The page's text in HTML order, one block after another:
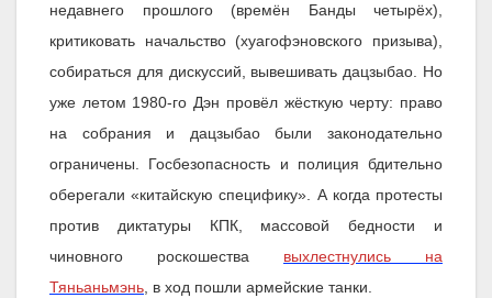
недавнего прошлого (времён Банды четырёх),
критиковать начальство (хуагофэновского призыва),
собираться для дискуссий, вывешивать дацзыбао. Но
уже летом 1980-го Дэн провёл жёсткую черту: право
на собрания и дацзыбао были законодательно
ограничены. Госбезопасность и полиция бдительно
оберегали «китайскую специфику». А когда протесты
против диктатуры КПК, массовой бедности и
чиновного роскошества выхлестнулись на
Тяньаньмэнь , в ход пошли армейские танки.